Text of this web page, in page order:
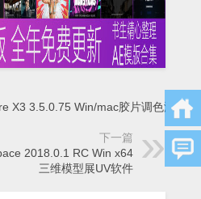
X3 3.5.0.75 Win/mac胶片调色滤镜软
下一篇
2018.0.1 RC Win x64
三维模型展UV软件